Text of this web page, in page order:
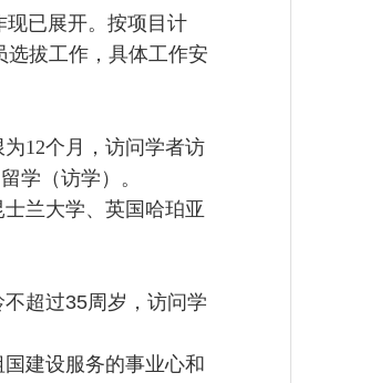
现已展开。按项目计
选拔工作，具体工作安
为12个月，访问学者访
学（访学）。
兰大学、英国哈珀亚
不超过35周岁，访问学
建设服务的事业心和